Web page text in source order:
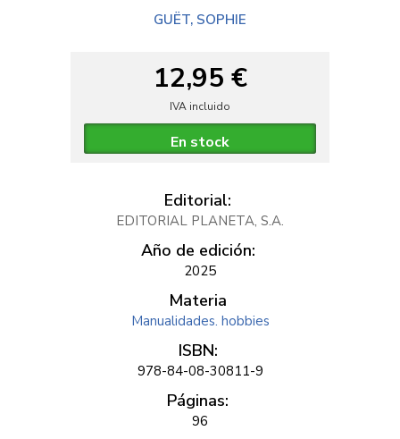
GUËT, SOPHIE
12,95 €
IVA incluido
En stock
Editorial:
EDITORIAL PLANETA, S.A.
Año de edición:
2025
Materia
Manualidades. hobbies
ISBN:
978-84-08-30811-9
Páginas:
96